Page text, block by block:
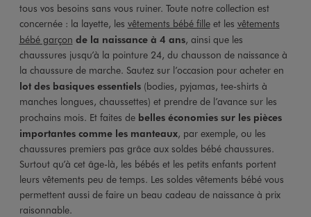
tous vos besoins sans vous ruiner. Toute notre collection est
concernée : la layette, les vêtements bébé filleet les vêtements
bébé garçon de la naissance à 4 ans, ainsi que les
chaussures jusqu’à la pointure 24, du chausson de naissance à
la chaussure de marche. Sautez sur l’occasion pour acheter en
lot des basiques essentiels(bodies, pyjamas, tee-shirts à
manches longues, chaussettes) et prendre de l’avance sur les
prochains mois. Et faites de belles économies sur les pièces
importantes comme les manteaux, par exemple, ou les
chaussures premiers pas grâce aux soldes bébé chaussures.
Surtout qu’à cet âge-là, les bébés et les petits enfants portent
leurs vêtements peu de temps. Les soldes vêtements bébé vous
permettent aussi de faire un beau cadeau de naissance à prix
raisonnable.